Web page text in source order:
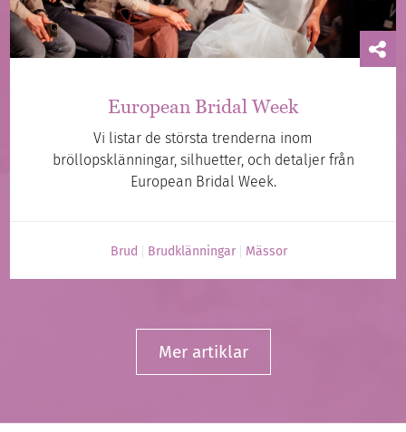
European Bridal Week
Vi listar de största trenderna inom
bröllopsklänningar, silhuetter, och detaljer från
European Bridal Week.
Brud Brudklänningar Mässor
Mer artiklar